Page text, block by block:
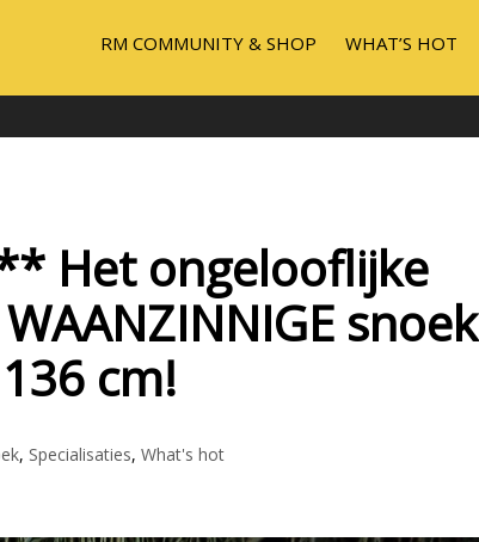
RM COMMUNITY & SHOP WHAT’S HOT
Het ongelooflijke
snoek
cm!
, Specialisaties, What's hot